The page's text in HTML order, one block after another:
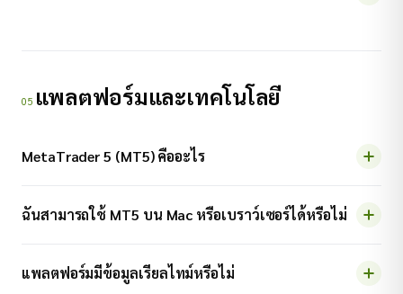
05 แพลตฟอร์มและเทคโนโลยี
MetaTrader 5 (MT5) คืออะไร
ฉันสามารถใช้ MT5 บน Mac หรือเบราว์เซอร์ได้หรือไม่
แพลตฟอร์มมีข้อมูลเรียลไทม์หรือไม่